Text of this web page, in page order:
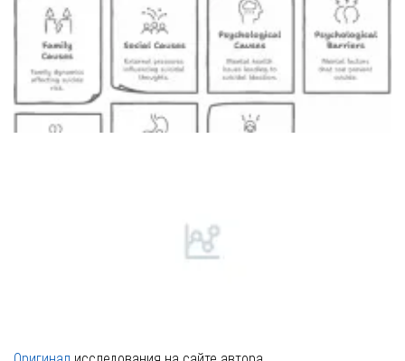
Специалист проводит консультацию для родителей